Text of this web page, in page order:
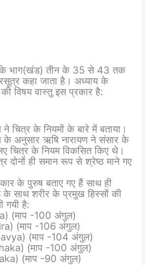
के भाग(खंड) तीन के 35 से 43 तक
कहा जाता है। अध्याय के
विषय वास्तु इस प्रकार है:
ने चित्र के नियमों के बारे में बताया।
के अनुसार ऋषि नारायण ने संसार के
चित्र के नियम विकसित किए थे।
दोनों ही समान रूप से श्रेष्ठ माने गए
के पुरुष बताए गए हैं साथ ही
साथ शरीर के प्रमुख हिस्सों की
गयी है:
(माप -100 अंगुल)
(माप -106 अंगुल)
(माप -104 अंगुल)
(माप -100 अंगुल)
(माप -90 अंगुल)